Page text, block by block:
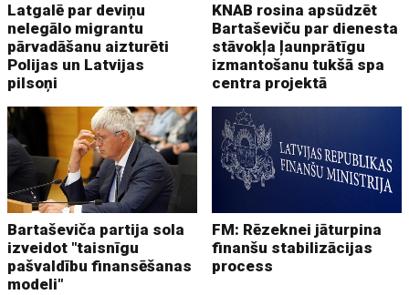
Latgalē par deviņu
nelegālo migrantu
pārvadāšanu aizturēti
Polijas un Latvijas
pilsoņi
KNAB rosina apsūdzēt
Bartaševiču par dienesta
stāvokļa ļaunprātīgu
izmantošanu tukšā spa
centra projektā
Bartaševiča partija sola
izveidot "taisnīgu
pašvaldību finansēšanas
modeli"
FM: Rēzeknei jāturpina
finanšu stabilizācijas
process